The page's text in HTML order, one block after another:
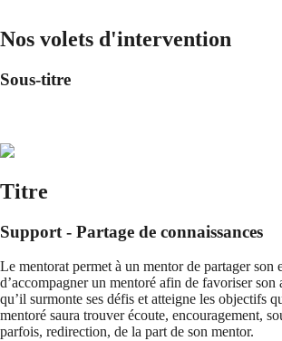
Nos volets d'intervention
Sous-titre
Titre
Support - Partage de connaissances
Le mentorat permet à un mentor de partager son
d’accompagner un mentoré afin de favoriser
qu’il surmonte ses défis et atteigne les objectifs
mentoré saura trouver écoute, encouragement,
parfois, redirection, de la part de son mentor.